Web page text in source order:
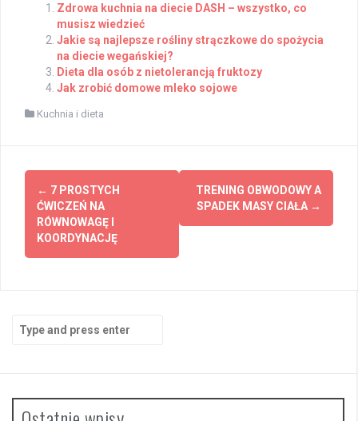
Zdrowa kuchnia na diecie DASH – wszystko, co
musisz wiedzieć
Jakie są najlepsze rośliny strączkowe do spożycia
na diecie wegańskiej?
Dieta dla osób z nietolerancją fruktozy
Jak zrobić domowe mleko sojowe
Kuchnia i dieta
Post
navigation
← 7 PROSTYCH
ĆWICZEŃ NA
RÓWNOWAGĘ I
KOORDYNACJĘ
TRENING OBWODOWY A
SPADEK MASY CIAŁA →
for: